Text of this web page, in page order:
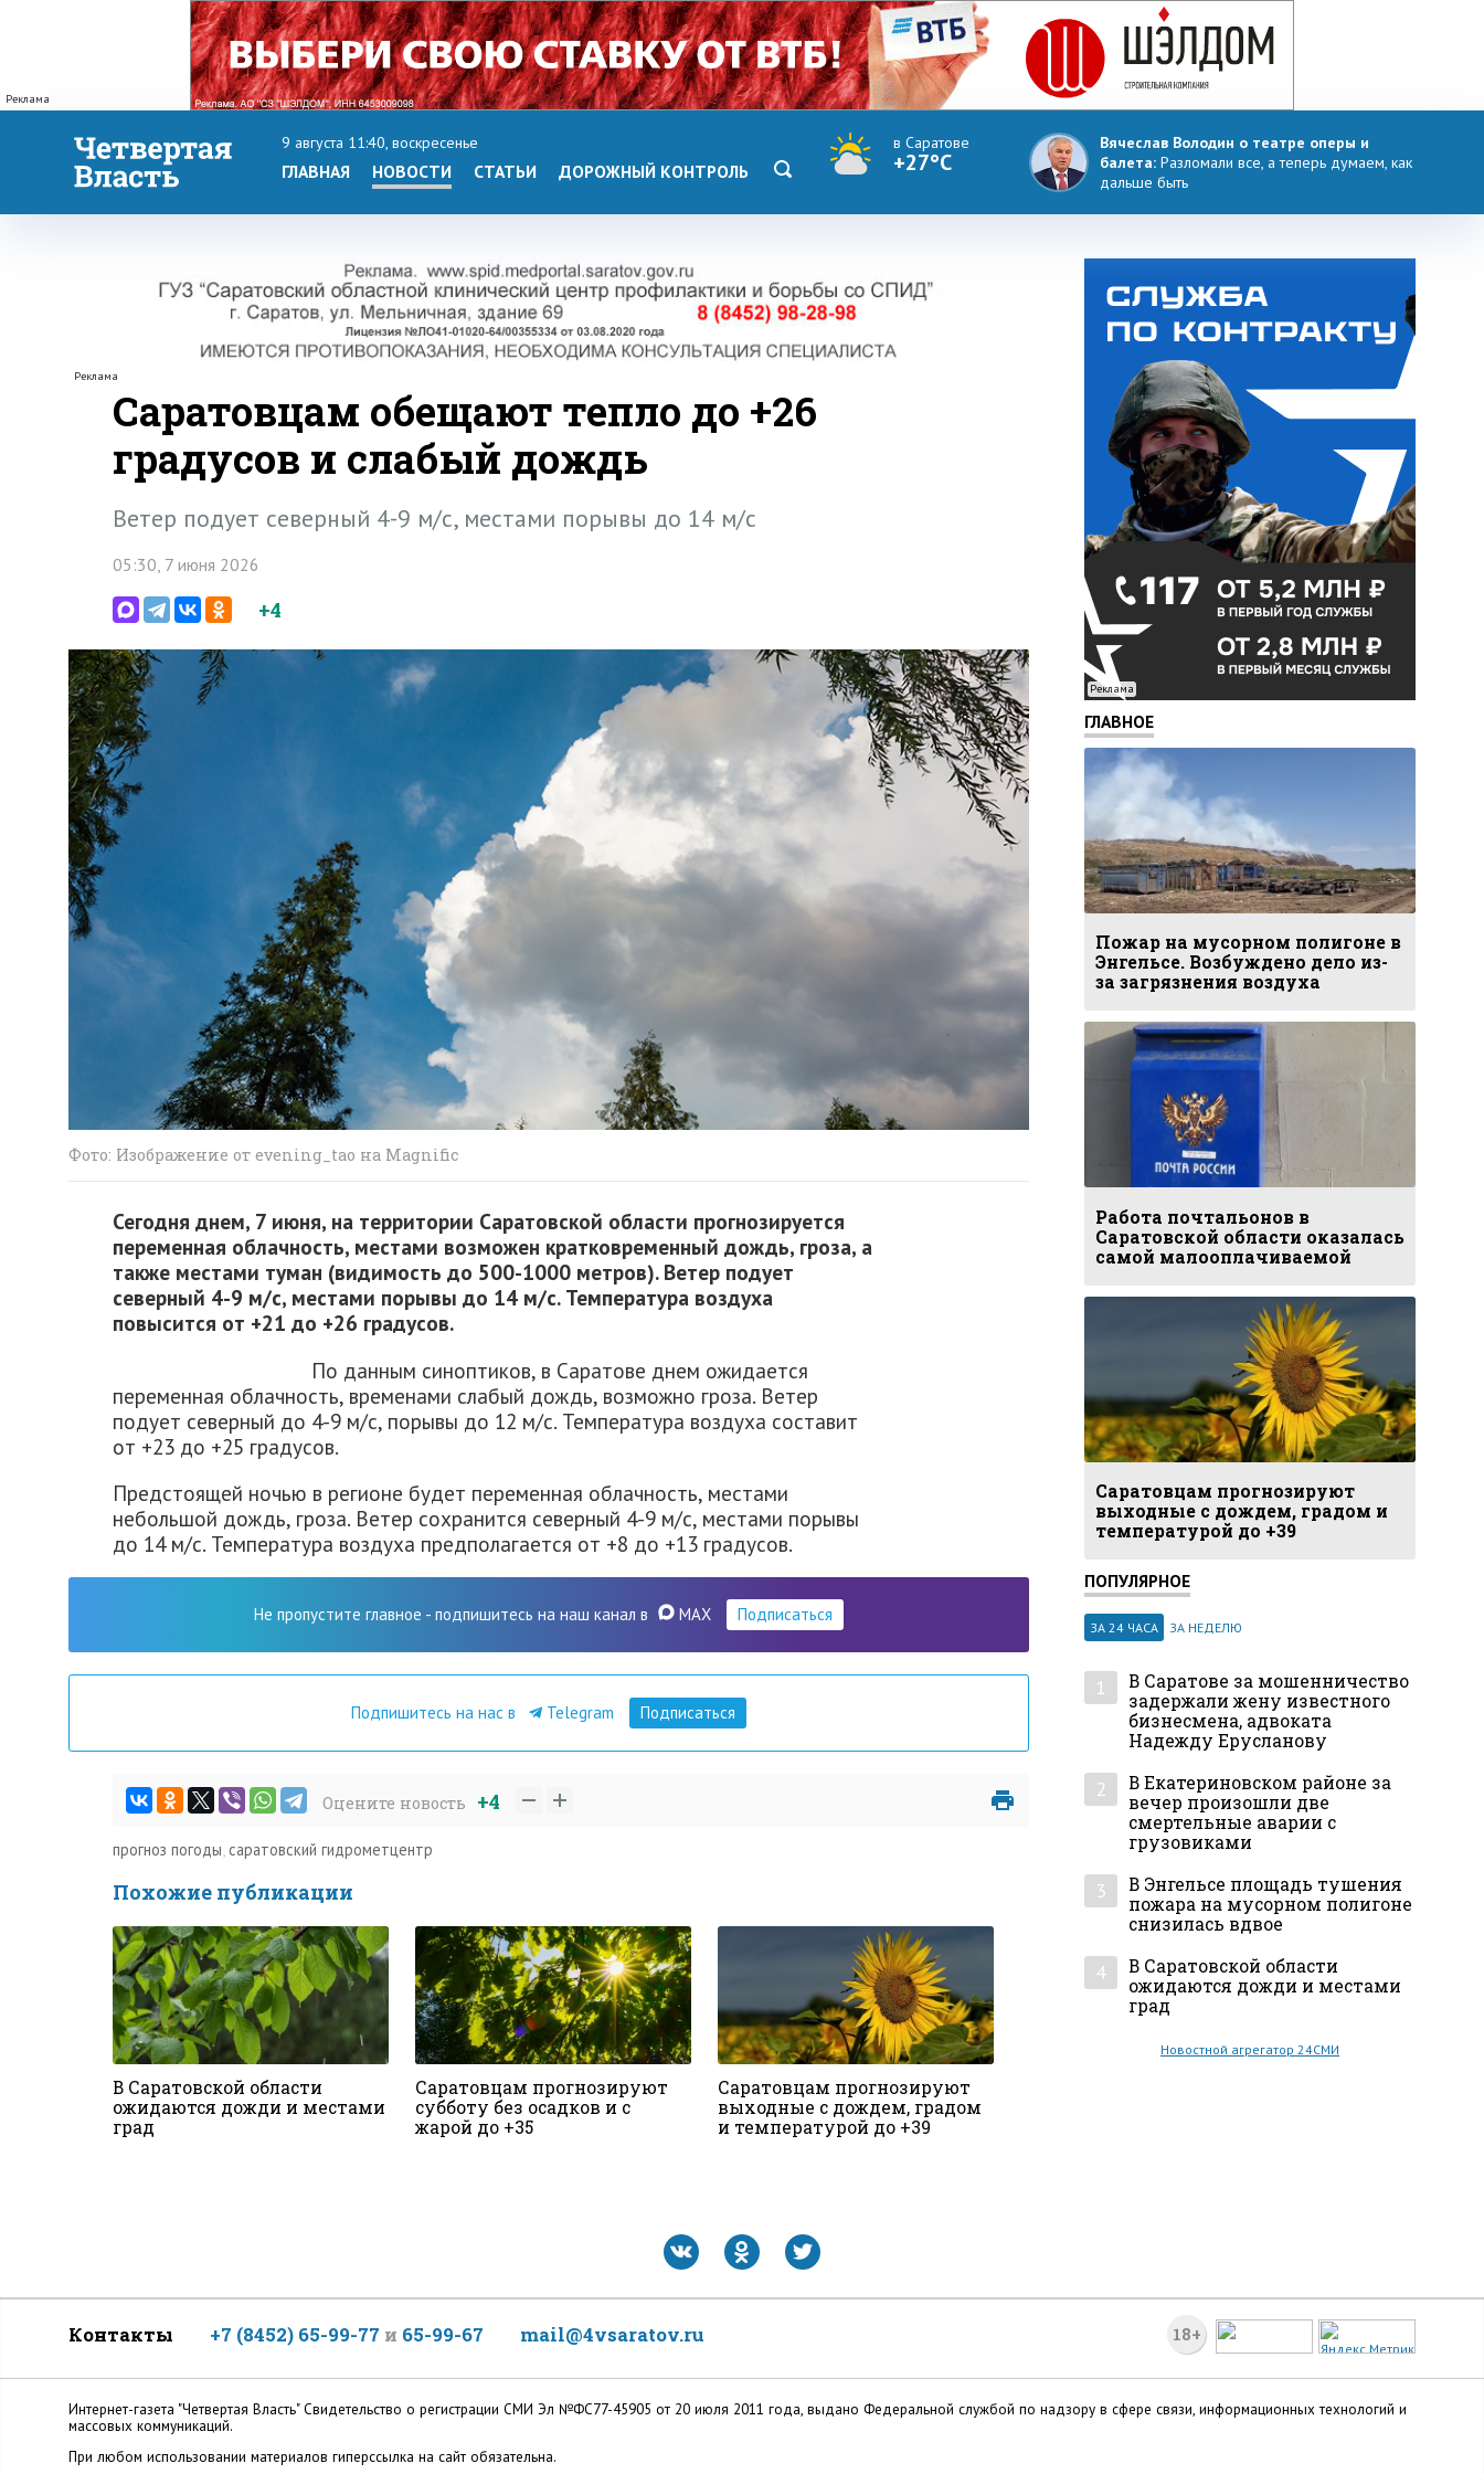
Реклама
9 августа 11:40, воскресенье
ГЛАВНАЯ НОВОСТИ СТАТЬИ ДОРОЖНЫЙ КОНТРОЛЬ
в Саратове
+27°C
Вячеслав Володин о театре оперы и
балета: Разломали все, а теперь думаем, как
дальше быть
Реклама
Саратовцам обещают тепло до +26
градусов и слабый дождь
Ветер подует северный 4-9 м/с, местами порывы до 14 м/с
05:30, 7 июня 2026
+4
Фото: Изображение от evening_tao на Magnific
Сегодня днем, 7 июня, на территории Саратовской области прогнозируется
переменная облачность, местами возможен кратковременный дождь, гроза, а
также местами туман (видимость до 500-1000 метров). Ветер подует
северный 4-9 м/с, местами порывы до 14 м/с. Температура воздуха
повысится от +21 до +26 градусов.
По данным синоптиков, в Саратове днем ожидается
переменная облачность, временами слабый дождь, возможно гроза. Ветер
подует северный до 4-9 м/с, порывы до 12 м/с. Температура воздуха составит
от +23 до +25 градусов.
Предстоящей ночью в регионе будет переменная облачность, местами
небольшой дождь, гроза. Ветер сохранится северный 4-9 м/с, местами порывы
до 14 м/с. Температура воздуха предполагается от +8 до +13 градусов.
Не пропустите главное - подпишитесь на наш канал в MAX Подписаться
Подпишитесь на нас в Telegram Подписаться
Оцените новость +4
прогноз погоды, саратовский гидрометцентр
Похожие публикации
В Саратовской области
ожидаются дожди и местами
град
Саратовцам прогнозируют
субботу без осадков и с
жарой до +35
Саратовцам прогнозируют
выходные с дождем, градом
и температурой до +39
Реклама
ГЛАВНОЕ
Пожар на мусорном полигоне в
Энгельсе. Возбуждено дело из-
за загрязнения воздуха
Работа почтальонов в
Саратовской области оказалась
самой малооплачиваемой
Саратовцам прогнозируют
выходные с дождем, градом и
температурой до +39
ПОПУЛЯРНОЕ
ЗА 24 ЧАСА ЗА НЕДЕЛЮ
1
В Саратове за мошенничество
задержали жену известного
бизнесмена, адвоката
Надежду Ерусланову
2
В Екатериновском районе за
вечер произошли две
смертельные аварии с
грузовиками
3
В Энгельсе площадь тушения
пожара на мусорном полигоне
снизилась вдвое
4
В Саратовской области
ожидаются дожди и местами
град
Новостной агрегатор 24СМИ
18+
Контакты +7 (8452) 65-99-77 и 65-99-67 mail@4vsaratov.ru
Интернет-газета "Четвертая Власть" Cвидетельство о регистрации СМИ Эл №ФС77-45905 от 20 июля 2011 года, выдано Федеральной службой по надзору в сфере связи, информационных технологий и
массовых коммуникаций.
При любом использовании материалов гиперссылка на сайт обязательна.